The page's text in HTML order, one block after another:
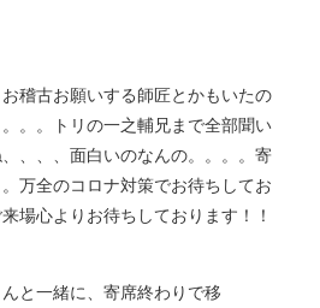
稽古お願いする師匠とかもいたの
。。トリの一之輔兄まで全部聞い
、、、面白いのなんの。。。。寄
万全のコロナ対策でお待ちしてお
場心よりお待ちしております！！
と一緒に、寄席終わりで移